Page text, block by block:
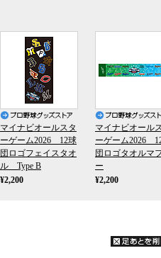
マイナビオールスタ
ーゲーム2026 12球
団ロゴフェイスタオ
ル Type B
¥2,200
マイナビオール
ーゲーム2026
団ロゴタオルマ
ー
¥2,200